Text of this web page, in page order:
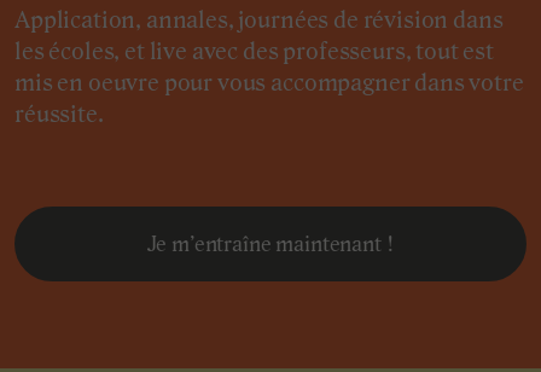
Application, annales, journées de révision dans
les écoles, et live avec des professeurs, tout est
mis en oeuvre pour vous accompagner dans votre
réussite.
Je m’entraîne maintenant !